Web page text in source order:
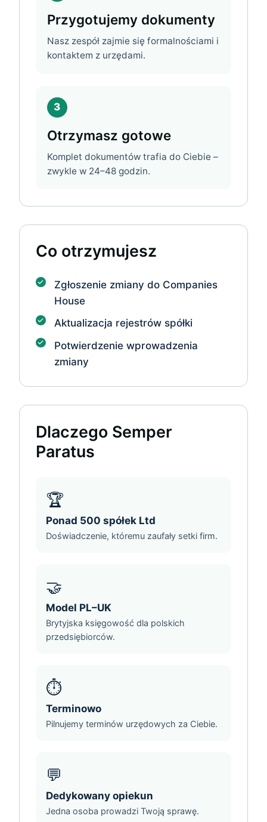
Przygotujemy dokumenty
Nasz zespół zajmie się formalnościami i
kontaktem z urzędami.
3
Otrzymasz gotowe
Komplet dokumentów trafia do Ciebie –
zwykle w 24–48 godzin.
Co otrzymujesz
Zgłoszenie zmiany do Companies
House
Aktualizacja rejestrów spółki
Potwierdzenie wprowadzenia
zmiany
Dlaczego Semper
Paratus
🏆
Ponad 500 spółek Ltd
Doświadczenie, któremu zaufały setki firm.
🤝
Model PL–UK
Brytyjska księgowość dla polskich
przedsiębiorców.
⏱️
Terminowo
Pilnujemy terminów urzędowych za Ciebie.
💬
Dedykowany opiekun
Jedna osoba prowadzi Twoją sprawę.